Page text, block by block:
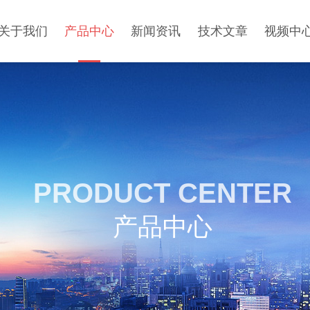
于我们 产品中心 新闻资讯 技术文章 视频中
PRODUCT CENTER
产品中心